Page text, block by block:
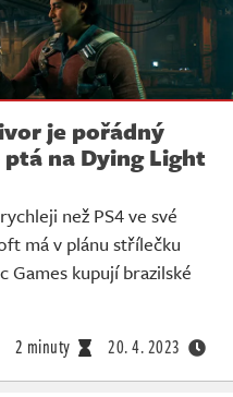
je pořádný
ptá na Dying Light
než PS4 ve své
má v plánu střílečku
kupují brazilské
2 minuty 20. 4. 2023